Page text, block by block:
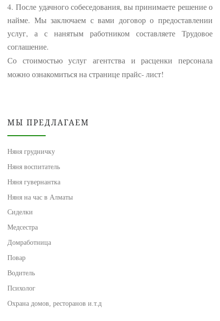
4.После удачного собеседования, вы принимаете решение о
найме. Мы заключаем с вами договор о предоставлении
услуг, а с нанятым работником составляете Трудовое
соглашение.
Со стоимостью услуг агентства и расценки персонала
можно ознакомиться на странице прайс- лист!
МЫ ПРЕДЛАГАЕМ
Няня грудничку
Няня воспитатель
Няня гувернантка
Няня на час в Алматы
Сиделки
Медсестра
Домработница
Повар
Водитель
Психолог
Охрана домов, ресторанов и.т.д